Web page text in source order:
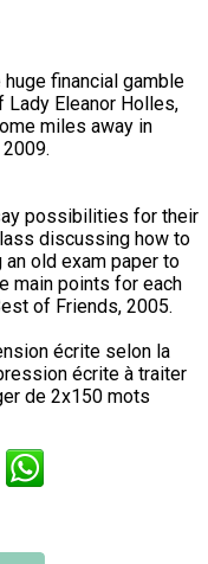
financial gamble
Eleanor Holles,
miles away in
possibilities for their
discussing how to
old exam paper to
main points for each
of Friends, 2005.
écrite selon la
écrite à traiter
de 2x150 mots